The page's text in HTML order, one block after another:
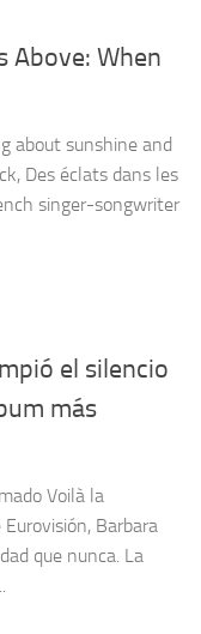
Above: When
about sunshine and
Des éclats dans les
singer-songwriter
el silencio
más
Voilà la
Barbara
que nunca. La